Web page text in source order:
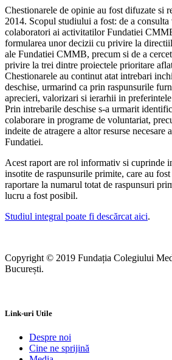
Chestionarele de opinie au fost difuzate si
2014. Scopul studiului a fost: de a
colaboratori ai activitatilor Fundatiei
formularea unor decizii cu privire la
ale Fundatiei CMMB, precum si de a
privire la trei dintre proiectele prioritare
Chestionarele au continut atat intrebari
deschise, urmarind ca prin raspunsurile
aprecieri, valorizari si ierarhii in
Prin intrebarile deschise s-a urmarit
colaborare in programe de voluntariat,
indeite de atragere a altor resurse necesare
Fundatiei.
Acest raport are rol informativ si cuprinde
insotite de raspunsurile primite, care au
raportare la numarul totat de raspunsuri
lucru a fost posibil.
Studiul integral poate fi descărcat aici.
Copyright © 2019 Fundația Colegiului
București.
Link-uri Utile
Despre noi
Cine ne sprijină